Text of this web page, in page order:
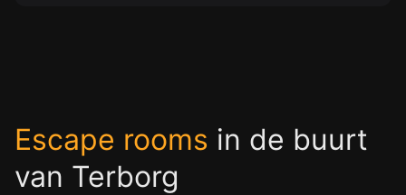
Escape rooms in de buurt
van Terborg